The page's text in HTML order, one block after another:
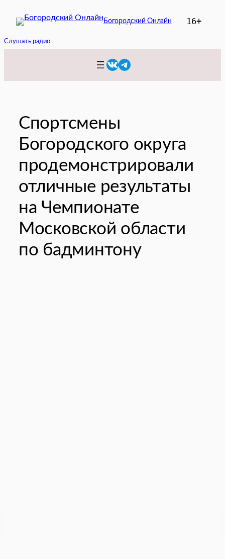
Богородский Онлайн 16+
Слушать радио
VKTelegram
Спортсмены
Богородского округа
продемонстрировали
отличные результаты
на Чемпионате
Московской области
по бадминтону